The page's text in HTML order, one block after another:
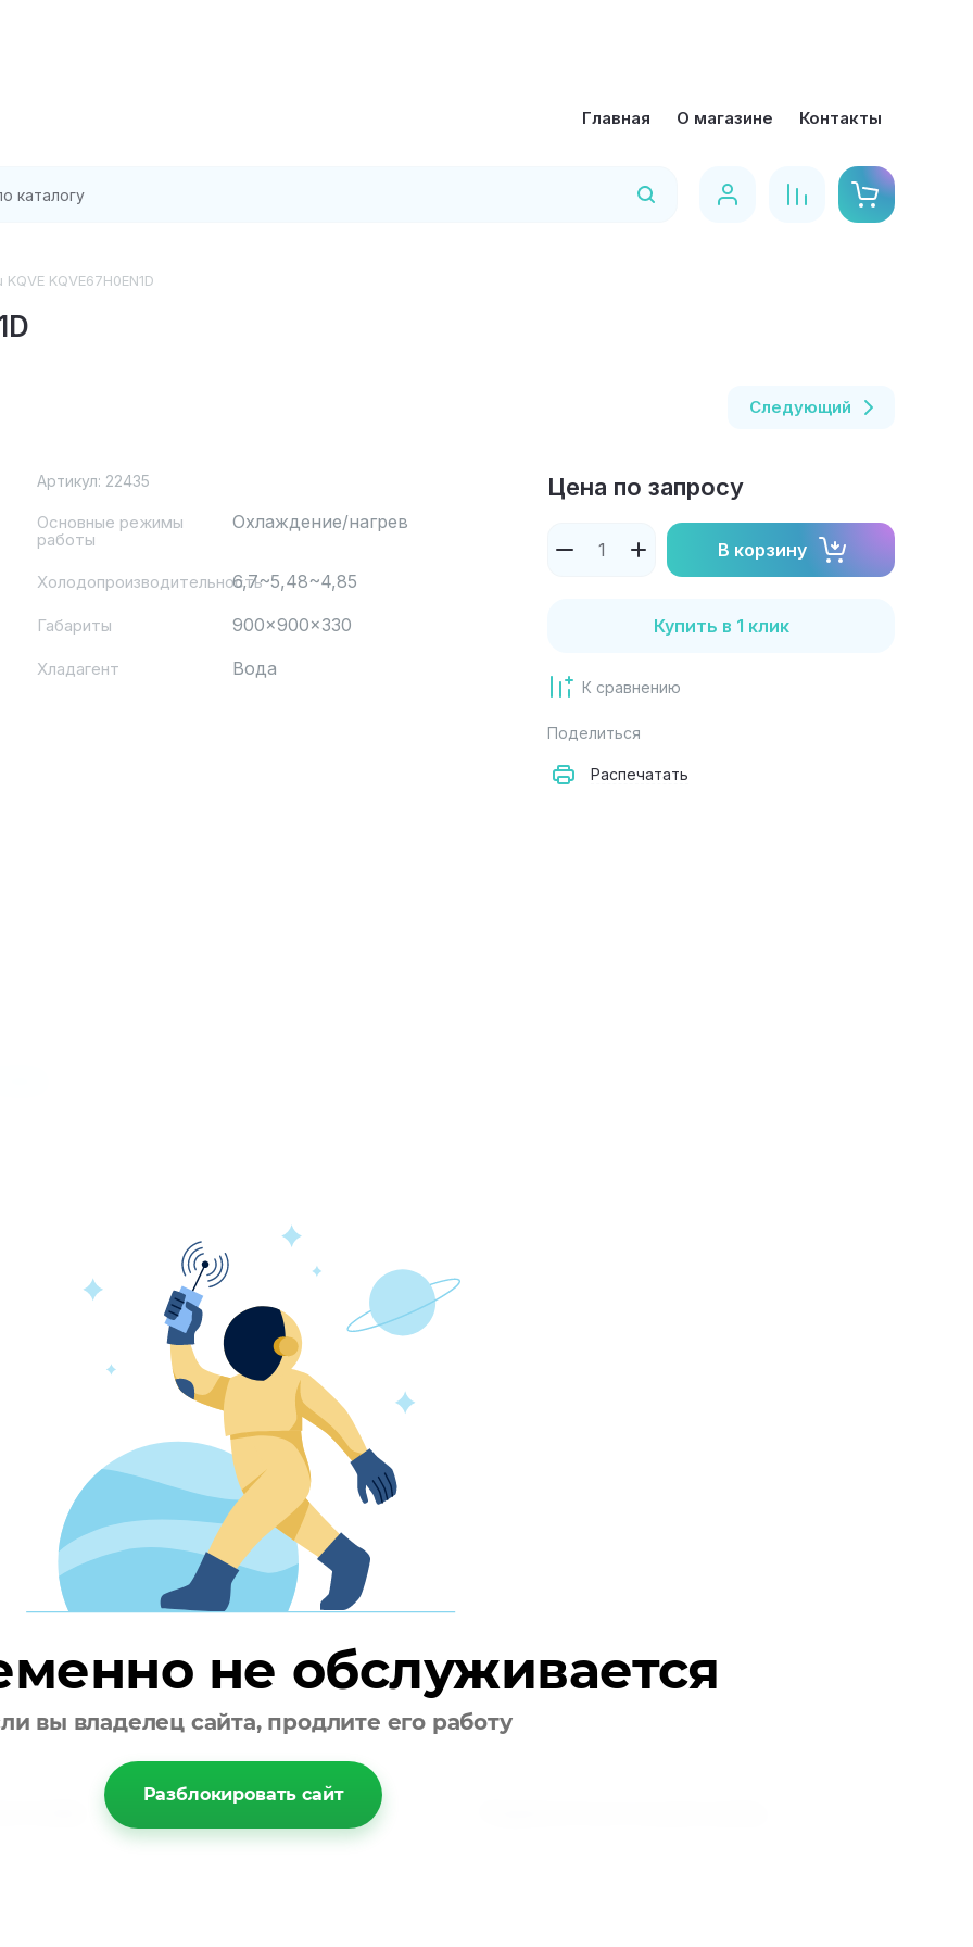
Главная О магазине Контакты
Найти
KQVE67H0EN1D
Следующий
Артикул: 22435
Основные режимы
работы
Охлаждение/нагрев
Холодопроизводительность6,7~5,48~4,85
Габариты 900x900x330
Хладагент Вода
Цена по запросу
В корзину
Купить в 1 клик
К сравнению
Поделиться
Распечатать
конденсата на высоту до 750 мм.
а также управление его скоростью позволяет сделать работу фанкойлов малошумной (4
не обслуживается
вы владелец сайта, продлите его работу
Разблокировать сайт